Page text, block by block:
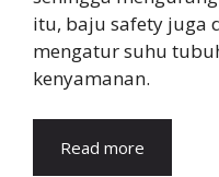
itu, baju safety juga
mengatur suhu
kenyamanan.
Read more